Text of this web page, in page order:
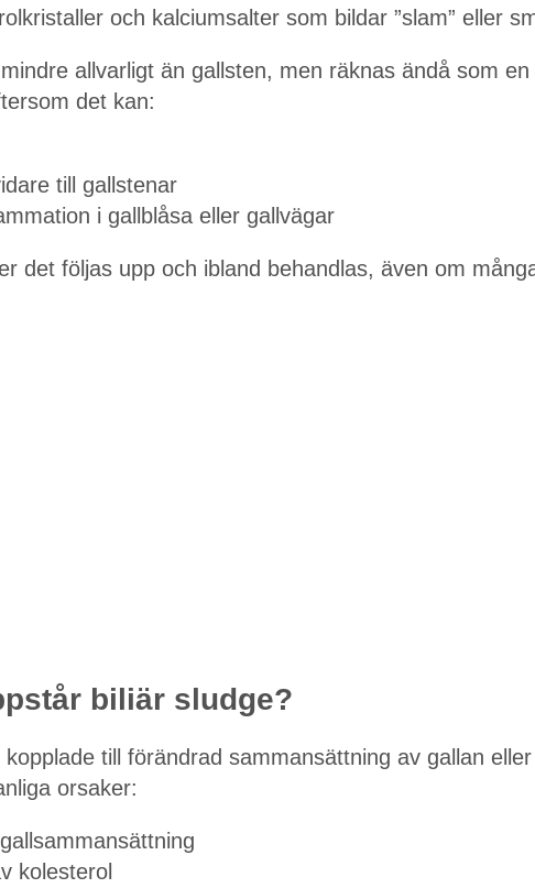
och kalciumsalter som bildar ”slam” eller
allvarligt än gallsten, men räknas ändå som
det kan:
till gallstenar
i gallblåsa eller gallvägar
det följas upp och ibland behandlas, även om
biliär sludge?
till förändrad sammansättning av gallan
orsaker:
kolesterol